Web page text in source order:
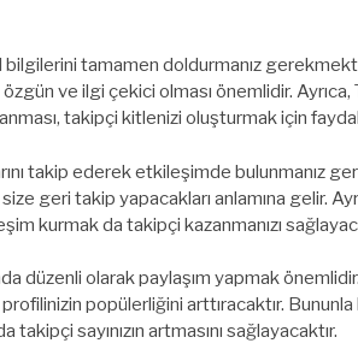
bilgilerini tamamen doldurmanız
ve ilgi çekici olması önemlidir. Ayrıca,
takipçi kitlenizi oluşturmak için
takip ederek etkileşimde bulunmanız
geri takip yapacakları anlamına gelir.
kurmak da takipçi kazanmanızı
düzenli olarak paylaşım yapmak
popülerliğini arttıracaktır. Bununla
sayınızın artmasını sağlayacaktır.